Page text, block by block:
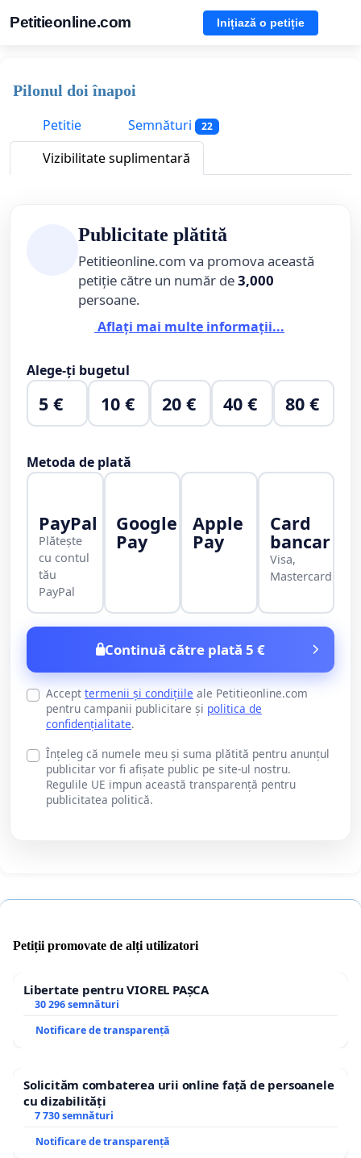
Petitieonline.com Inițiază o petiție
Pilonul doi înapoi
Petitie
Semnături 22
Vizibilitate suplimentară
Publicitate plătită
Petitieonline.com va promova această
petiție către un număr de3,000
persoane.
Aflați mai multe informații...
Alege-ți bugetul
5 € 10 € 20 € 40 € 80 €
Metoda de plată
PayPal
Plătește
cu contul
tău
PayPal
Google
Pay
Apple
Pay
Card
bancar
Visa,
Mastercard
Continuă către plată 5 €
Accept termenii și condițiile ale Petitieonline.com
pentru campanii publicitare și politica de
confidențialitate.
Înțeleg că numele meu și suma plătită pentru anunțul
publicitar vor fi afișate public pe site-ul nostru.
Regulile UE impun această transparență pentru
publicitatea politică.
Petiții promovate de alți utilizatori
Libertate pentru VIOREL PAȘCA
30 296 semnături
Notificare de transparență
Solicităm combaterea urii online față de persoanele
cu dizabilități
7 730 semnături
Notificare de transparență